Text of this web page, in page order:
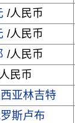
/人民币
/人民币
/人民币
民币
亚林吉特
斯卢布